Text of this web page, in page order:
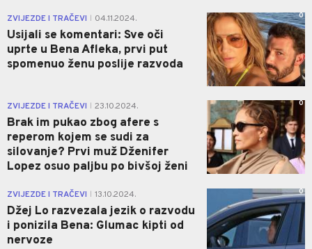
ZVIJEZDE I TRAČEVI 04.11.2024.
Usijali se komentari: Sve oči
uprte u Bena Afleka, prvi put
spomenuo ženu poslije razvoda
0
ZVIJEZDE I TRAČEVI 23.10.2024.
Brak im pukao zbog afere s
reperom kojem se sudi za
silovanje? Prvi muž Dženifer
Lopez osuo paljbu po bivšoj ženi
0
ZVIJEZDE I TRAČEVI 13.10.2024.
Džej Lo razvezala jezik o razvodu
i ponizila Bena: Glumac kipti od
nervoze
0